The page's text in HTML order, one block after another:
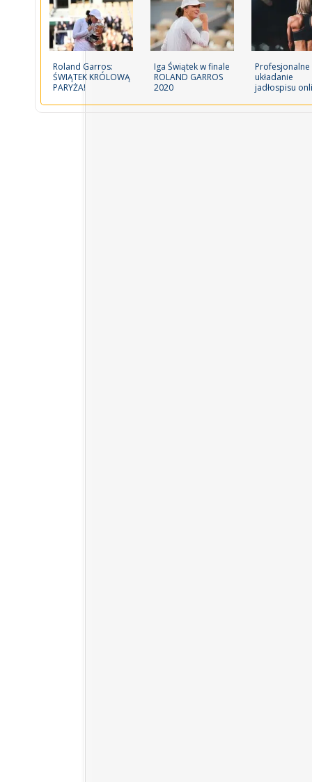
Roland Garros:
ŚWIĄTEK KRÓLOWĄ
PARYŻA!
Iga Świątek w finale
ROLAND GARROS
2020
Profesjonalne
układanie
jadłospisu